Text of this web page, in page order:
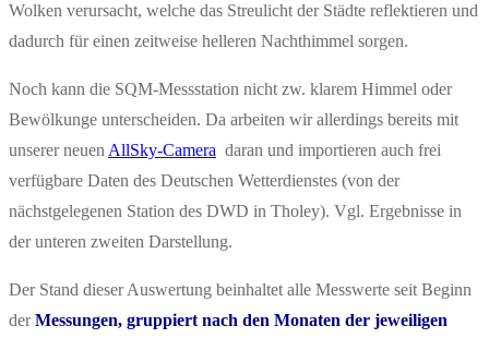
Wolken verursacht, welche das Streulicht der Städte reflektieren und
dadurch für einen zeitweise helleren Nachthimmel sorgen.
Noch kann die SQM-Messstation nicht zw. klarem Himmel oder
Bewölkunge unterscheiden. Da arbeiten wir allerdings bereits mit
unserer neuen AllSky-Camera daran und importieren auch frei
verfügbare Daten des Deutschen Wetterdienstes (von der
nächstgelegenen Station des DWD in Tholey). Vgl. Ergebnisse in
der unteren zweiten Darstellung.
Der Stand dieser Auswertung beinhaltet alle Messwerte seit Beginn
derMessungen, gruppiert nach den Monaten der jeweiligen